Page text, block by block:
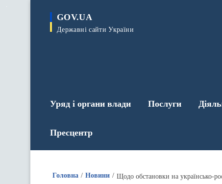
GOV.UA
Державні сайти України
Уряд і органи влади Послуги
Пресцентр
Головна Новини Щодо обстановки на українсько-